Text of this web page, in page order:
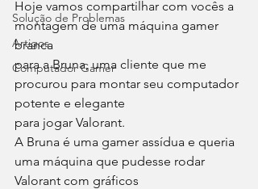
Solução de Problemas
Artigos
Computador Gamer
Hoje vamos compartilhar com vocês a
montagem de uma máquina gamer
branca
para a Bruna, uma cliente que me
procurou para montar seu computador
potente e elegante
para jogar Valorant.
A Bruna é uma gamer assídua e queria
uma máquina que pudesse rodar
Valorant com gráficos